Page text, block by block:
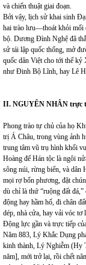
và chiến thuật giai đoạn.
Bởi vậy, lịch sử khai sinh
hai trào lưu—thoát khỏi mối
bộ. Dương Đình Nghệ đã
sử tái lập quốc thống, mở
quốc dân Việt cho tới thế
như Đinh Bộ Lĩnh, hay Lê
II. NGUYÊN NHÂN trực
Phong trào tự chủ của họ
trị Á Châu, trong vùng ảnh
trung tâm vũ trụ hình khối
Hoàng đế Hán tộc là ngôi
sông núi, rừng biển, và dân
mọi rợ bốn phương, đặt
dù chỉ là thứ “ruộng đất
động hay hầm hố, đi chân
dép, nhà cửa, hay vải vóc
Động lực gần và trực tiếp
Năm 883, Lý Khắc Dụng
kinh thành, Lý Nghiễm (Hy
năm], mới trở lại, rồi chết